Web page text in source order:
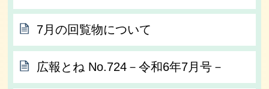
7月の回覧物について
広報とね No.724－令和6年7月号－